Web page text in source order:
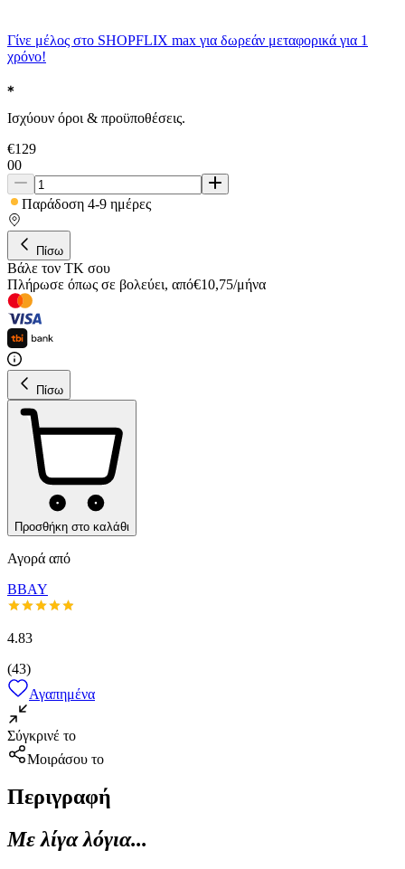
Γίνε μέλος στο SHOPFLIX max για δωρεάν μεταφορικά για 1
χρόνο!
Ισχύουν όροι & προϋποθέσεις.
€129
00
Παράδοση 4-9 ημέρες
Πίσω
Βάλε τον ΤΚ σου
Πλήρωσε όπως σε βολεύει, από€10,75/μήνα
Πίσω
Προσθήκη στο καλάθι
Αγορά από
BBAY
4.83
(43)
Αγαπημένα
Σύγκρινέ το
Μοιράσου το
Περιγραφή
Με λίγα λόγια...